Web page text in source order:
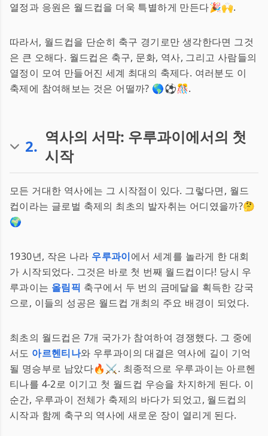
열정과 응원은 월드컵을 더욱 특별하게 만든다🎉🙌.
따라서, 월드컵을 단순히 축구 경기로만 생각한다면 그것
은 큰 오해다. 월드컵은 축구, 문화, 역사, 그리고 사람들의
열정이 모여 만들어진 세계 최대의 축제다. 여러분도 이
축제에 참여해보는 것은 어떨까? 🌎⚽🎊.
2. 역사의 서막: 우루과이에서의 첫
시작
모든 거대한 역사에는 그 시작점이 있다. 그렇다면, 월드
컵이라는 글로벌 축제의 최초의 발자취는 어디였을까?🤔
🌍
1930년, 작은 나라 우루과이에서 세계를 놀라게 한 대회
가 시작되었다. 그것은 바로 첫 번째 월드컵이다! 당시 우
루과이는 올림픽 축구에서 두 번의 금메달을 획득한 강국
으로, 이들의 성공은 월드컵 개최의 주요 배경이 되었다.
최초의 월드컵은 7개 국가가 참여하여 경쟁했다. 그 중에
서도 아르헨티나와 우루과이의 대결은 역사에 길이 기억
될 명승부로 남았다🔥⚔. 최종적으로 우루과이는 아르헨
티나를 4-2로 이기고 첫 월드컵 우승을 차지하게 된다. 이
순간, 우루과이 전체가 축제의 바다가 되었고, 월드컵의
시작과 함께 축구의 역사에 새로운 장이 열리게 된다.